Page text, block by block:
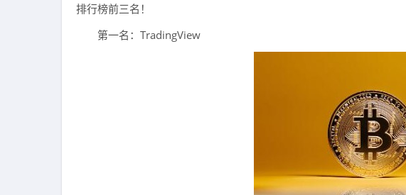
排行榜前三名！
第一名：TradingView